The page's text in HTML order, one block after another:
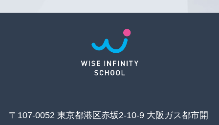
〒107-0052 東京都港区赤坂2-10-9 大阪ガス都市開